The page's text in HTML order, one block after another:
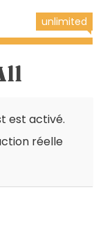
unlimited
est activé.
réelle